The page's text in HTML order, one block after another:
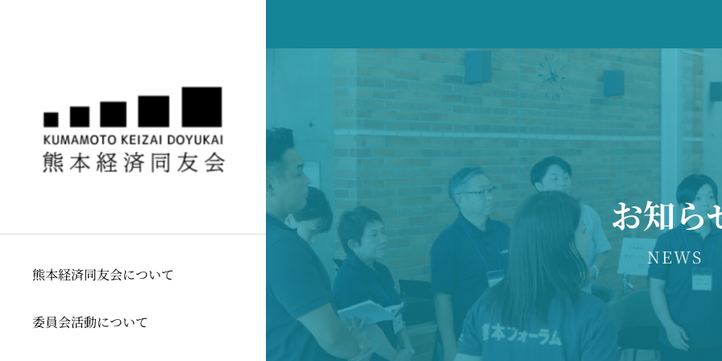
熊本経済同友会について
委員会活動について
お知ら
NEWS